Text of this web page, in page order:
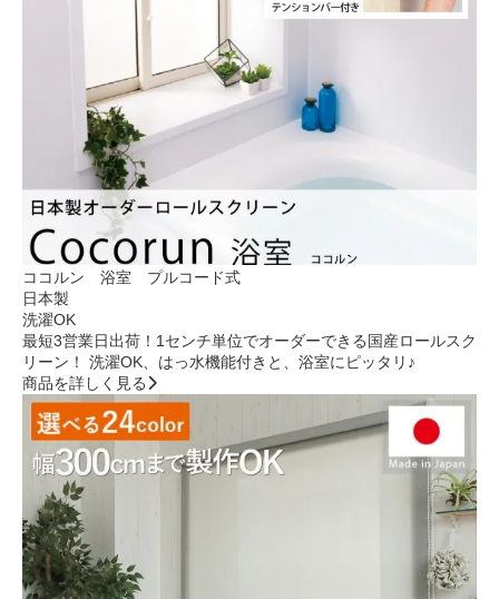
ココルン 浴室 プルコード式
日本製
洗濯OK
最短3営業日出荷！1センチ単位でオーダーできる国産ロールスク
リーン！ 洗濯OK、はっ水機能付きと、浴室にピッタリ♪
商品を詳しく見る